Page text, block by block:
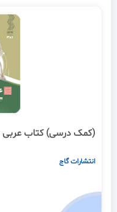
(کمک درسی) کتاب عربی
انتشارات گاج